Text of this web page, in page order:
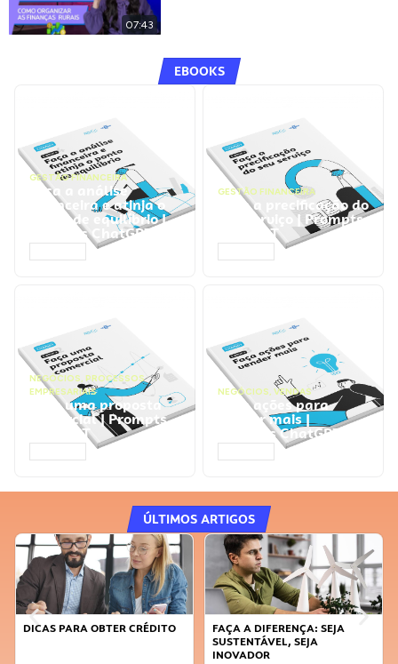
07:43
EBOOKS
GESTÃO FINANCEIRA
Faça a análise
financeira e atinja o
ponto de equilíbrio |
Prompts ChatGPT
GESTÃO FINANCEIRA
Faça a precificação do
seu serviço | Prompts
ChatGPT
NEGÓCIOS, PROCESSOS
EMPRESARIAIS
Faça uma proposta
comercial | Prompts
ChatGPT
NEGÓCIOS, VENDAS
Faça ações para
vender mais |
Prompts ChatGPT
ÚLTIMOS ARTIGOS
DICAS PARA OBTER CRÉDITO
FAÇA A DIFERENÇA: SEJA
SUSTENTÁVEL, SEJA
INOVADOR